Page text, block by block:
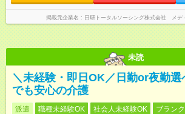
掲載元企業名 日研トータルソーシング株式会社 メデ
未読
＼未経験・即日OK／日勤or夜勤選
でも安心の介護
派遣 職種未経験OK 社会人未経験OK
ブラン